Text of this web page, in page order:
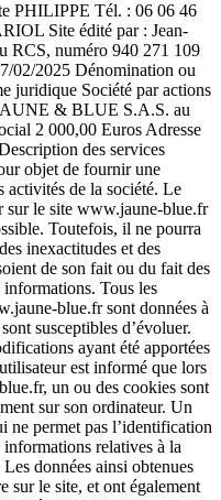
PHILIPPE Tél. : 06 06 46
Site édité par : Jean-
RCS, numéro 940 271 109
02/2025 Dénomination ou
juridique Société par actions
& BLUE S.A.S. au
2 000,00 Euros Adresse
des services
objet de fournir une
activités de la société. Le
sur le site www.jaune-blue.fr
Toutefois, il ne pourra
inexactitudes et des
de son fait ou du fait des
Tous les
blue.fr sont données à
susceptibles d’évoluer.
ayant été apportées
est informé que lors
un ou des cookies sont
sur son ordinateur. Un
ne permet pas l’identification
relatives à la
données ainsi obtenues
sur le site, et ont également